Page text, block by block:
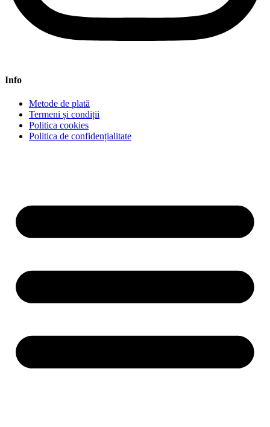
Info
Metode de plată
Termeni și condiții
Politica cookies
Politica de confidențialitate